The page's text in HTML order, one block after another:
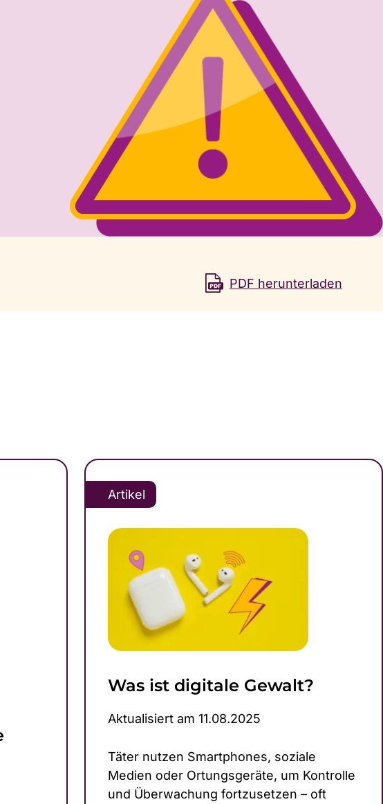
PDF herun­terladen
Artikel
Was ist digitale Gewalt?
Aktualisiert am 11.08.2025
Täter nutzen Smartphones, soziale
Medien oder Ort­ungsgeräte, um Kontrolle
und Überwachung fortzusetzen – oft